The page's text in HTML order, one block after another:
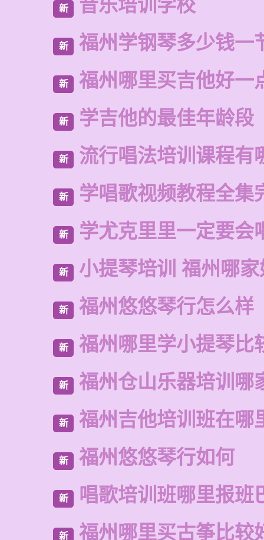
新 音乐培训学校
新 福州学钢琴多少钱一
新 福州哪里买吉他好一
新 学吉他的最佳年龄段
新 流行唱法培训课程有
新 学唱歌视频教程全集
新 学尤克里里一定要会
新 小提琴培训 福州哪
新 福州悠悠琴行怎么样
新 福州哪里学小提琴比
新 福州仓山乐器培训哪
新 福州吉他培训班在哪
新 福州悠悠琴行如何
新 唱歌培训班哪里报班
新 福州哪里买古筝比较